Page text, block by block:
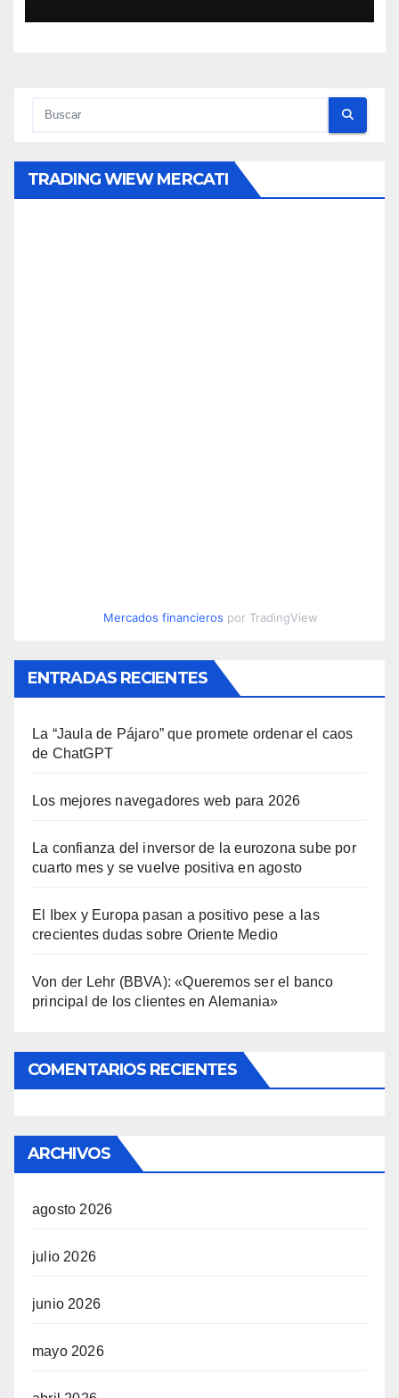
guerra en Irán
TRADING WIEW MERCATI
Mercados financieros por TradingView
ENTRADAS RECIENTES
La “Jaula de Pájaro” que promete ordenar el caos
de ChatGPT
Los mejores navegadores web para 2026
La confianza del inversor de la eurozona sube por
cuarto mes y se vuelve positiva en agosto
El Ibex y Europa pasan a positivo pese a las
crecientes dudas sobre Oriente Medio
Von der Lehr (BBVA): «Queremos ser el banco
principal de los clientes en Alemania»
COMENTARIOS RECIENTES
ARCHIVOS
agosto 2026
julio 2026
junio 2026
mayo 2026